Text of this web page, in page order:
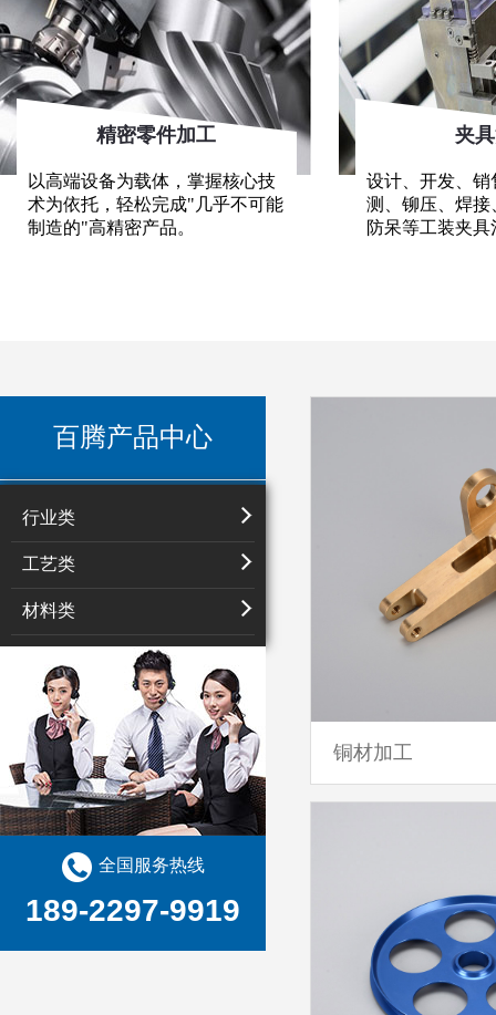
精密零件加工
以高端设备为载体，掌握核心技
术为依托，轻松完成"几乎不可能
制造的"高精密产品。
夹
设计、开发、
测、铆压、焊
防呆等工装夹具
百腾产品中心
行业类
工艺类
材料类
全国服务热线
189-2297-9919
铜材加工